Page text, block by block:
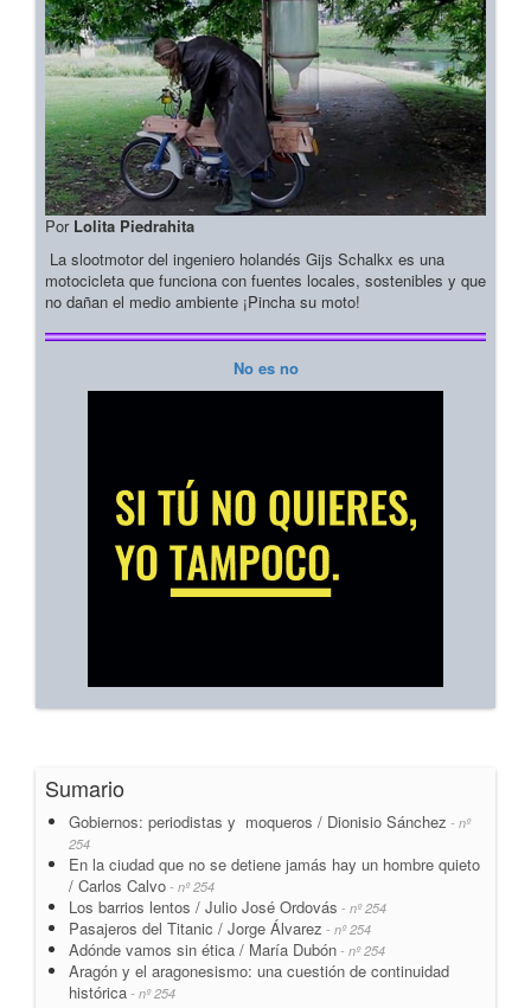
Por Lolita Piedrahita
La slootmotor del ingeniero holandés Gijs Schalkx es una
motocicleta que funciona con fuentes locales, sostenibles y que
no dañan el medio ambiente ¡Pincha su moto!
No es no
Sumario
Gobiernos: periodistas y moqueros / Dionisio Sánchez - nº
254
En la ciudad que no se detiene jamás hay un hombre quieto
/ Carlos Calvo - nº 254
Los barrios lentos / Julio José Ordovás - nº 254
Pasajeros del Titanic / Jorge Álvarez - nº 254
Adónde vamos sin ética / María Dubón - nº 254
Aragón y el aragonesismo: una cuestión de continuidad
histórica - nº 254